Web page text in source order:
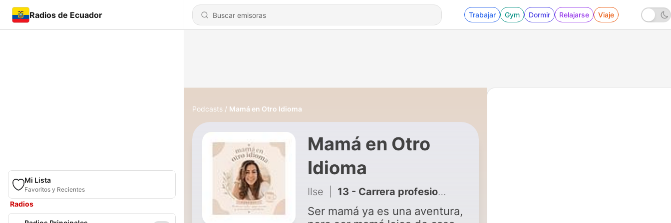
Radios de Ecuador Trabajar Gym Dormir Relajarse Viaje
Mi Lista
Favoritos y Recientes
Radios
Podcasts Mamá en Otro Idioma
Mamá en Otro
Idioma
Ilse 13 - Carrera profesional como madre migrante
Ser mamá ya es una aventura,